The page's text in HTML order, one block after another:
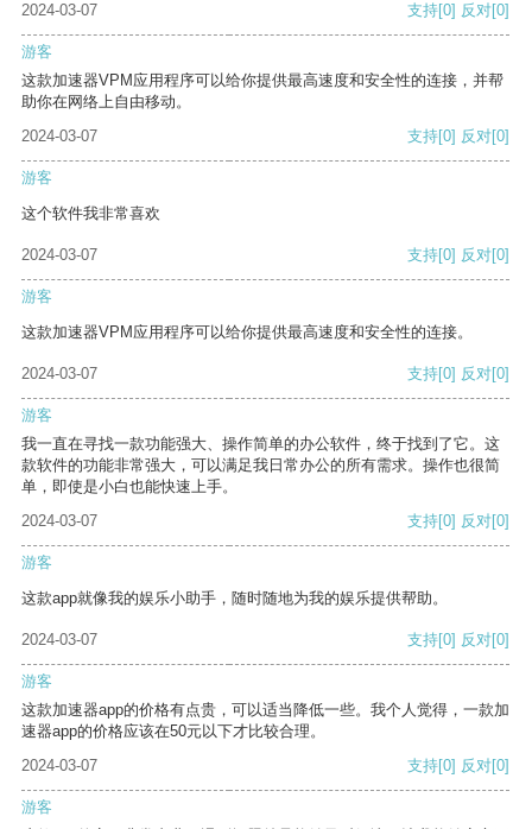
2024-03-07 支持[0] 反对[0]
游客
这款加速器VPM应用程序可以给你提供最高速度和安全性的连接，并帮
助你在网络上自由移动。
2024-03-07
支持[0] 反对[0]
游客
这个软件我非常喜欢
2024-03-07 支持[0] 反对[0]
游客
这款加速器VPM应用程序可以给你提供最高速度和安全性的连接。
2024-03-07 支持[0] 反对[0]
游客
我一直在寻找一款功能强大、操作简单的办公软件，终于找到了它。这
款软件的功能非常强大，可以满足我日常办公的所有需求。操作也很简
单，即使是小白也能快速上手。
2024-03-07
支持[0] 反对[0]
游客
这款app就像我的娱乐小助手，随时随地为我的娱乐提供帮助。
2024-03-07 支持[0] 反对[0]
游客
这款加速器app的价格有点贵，可以适当降低一些。我个人觉得，一款加
速器app的价格应该在50元以下才比较合理。
2024-03-07
支持[0] 反对[0]
游客